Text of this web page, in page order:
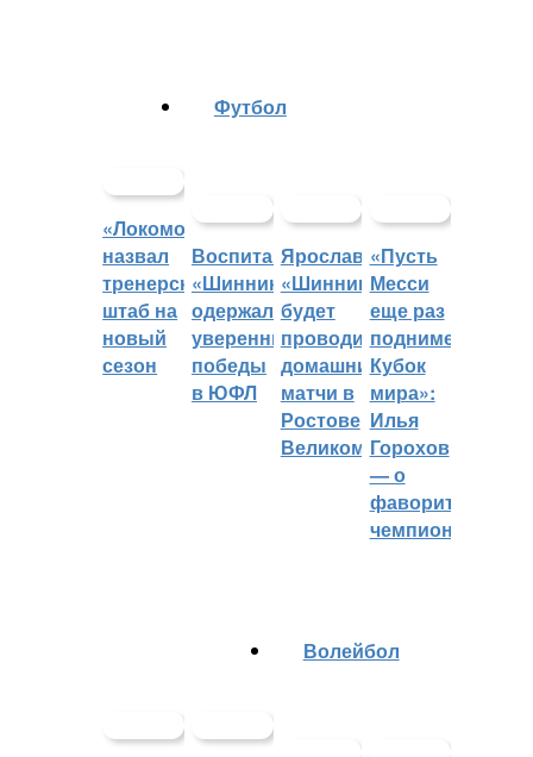
«Локомотив»
назвал
тренерский
штаб на
новый
сезон
Футбол
Воспитанники
«Шинника»
одержали
уверенные
победы
в ЮФЛ
Ярославский
«Шинник»
будет
проводить
домашние
матчи в
Ростове
Великом
«Пусть
Месси
еще раз
поднимет
Кубок
мира»:
Илья
Горохов
— о
фаворитах
чемпионата
Волейбол